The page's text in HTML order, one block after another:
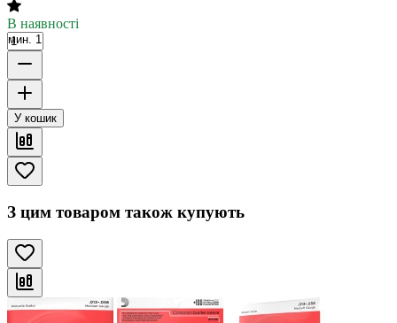
В наявності
мин. 1
У кошик
З цим товаром також купують